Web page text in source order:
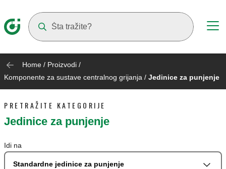
Home / Proizvodi /
Komponente za sustave centralnog grijanja / Jedinice za punjenje
PRETRAŽITE KATEGORIJE
Jedinice za punjenje
Idi na
Standardne jedinice za punjenje